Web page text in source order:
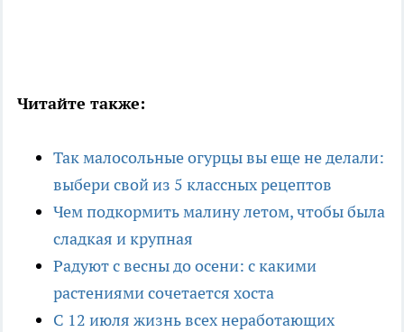
Читайте также:
Так малосольные огурцы вы еще не делали:
выбери свой из 5 классных рецептов
Чем подкормить малину летом, чтобы была
сладкая и крупная
Радуют с весны до осени: с какими
растениями сочетается хоста
С 12 июля жизнь всех неработающих